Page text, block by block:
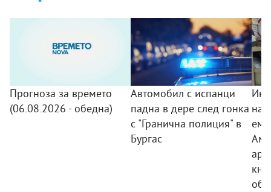
Прогноза за времето
(06.08.2026 - обедна)
Автомобил с испанци
падна в дере след гонка
с "Гранична полиция" в
Бургас
на